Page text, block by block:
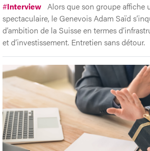
#Interview Alors que son groupe affiche
spectaculaire, le Genevois Adam Saïd
d’ambition de la Suisse en termes
et d’investissement. Entretien sans détour.